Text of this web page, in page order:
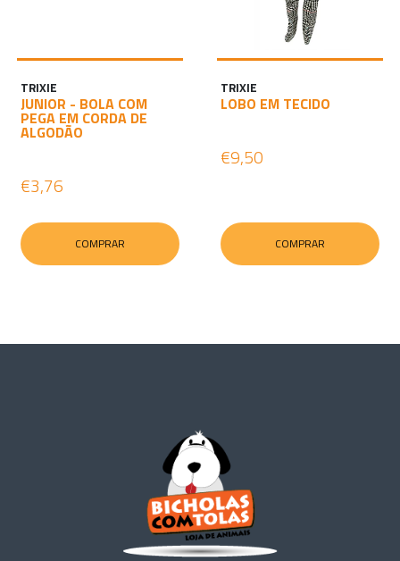
TRIXIE
JUNIOR - BOLA COM
PEGA EM CORDA DE
ALGODÃO
€3,76
COMPRAR
TRIXIE
LOBO EM TECIDO
€9,50
COMPRAR